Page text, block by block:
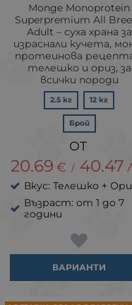
Monge Monoprotein
Superpremium All
Adult – суха храна за
израснали кучета,
протеинова
телешко и ориз, за
всички породи
2.5 кг 12 кг
Брой
20.69 € / 40.47
Вкус: Телешко +
Възраст: от 1 до 7
години
ВАРИАНТИ